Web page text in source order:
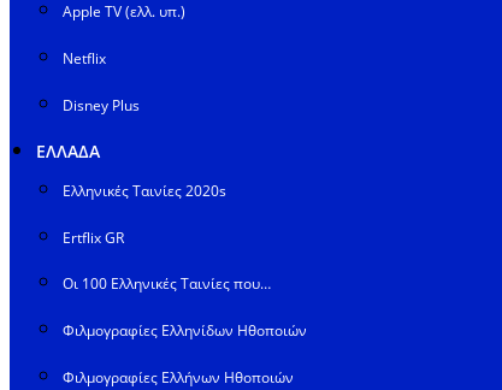
Apple TV (ελλ. υπ.)
Netflix
Disney Plus
ΕΛΛΑΔΑ
Ελληνικές Ταινίες 2020s
Ertflix GR
Οι 100 Ελληνικές Ταινίες που…
Φιλμογραφίες Ελληνίδων Ηθοποιών
Φιλμογραφίες Ελλήνων Ηθοποιών